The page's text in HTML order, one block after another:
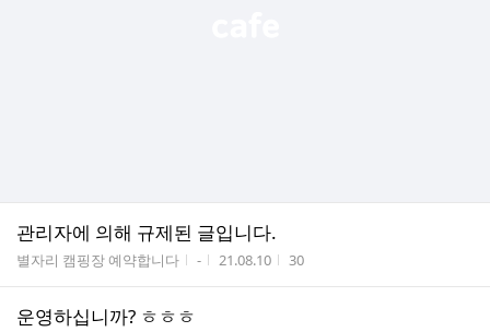
관리자에 의해 규제된 글입니다.
게시판명
별자리 캠핑장 예약합니다 작성자
- 작성시간
21.08.10 조회수
30
운영하십니까? ㅎㅎㅎ